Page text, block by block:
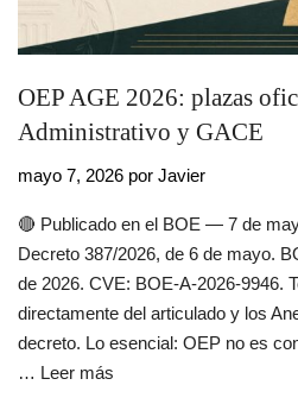
OEP AGE 2026: plazas
Administrativo y GACE
mayo 7, 2026 por Javier
🔴 Publicado en el BOE — 7 de
Decreto 387/2026, de 6 de mayo.
de 2026. CVE: BOE-A-2026-9946.
directamente del articulado y los
decreto. Lo esencial: OEP no es
… Leer más